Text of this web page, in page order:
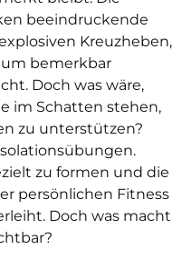
beeindruckende
Kreuzheben,
bemerkbar
Doch was wäre,
im Schatten stehen,
zu unterstützen?
zu formen und die
persönlichen Fitness
Doch was macht